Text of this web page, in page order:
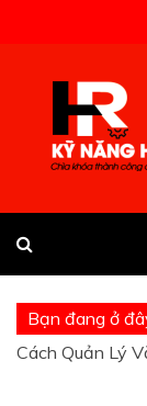
Kỹ
Bạn đang ở
Cách Quản Lý